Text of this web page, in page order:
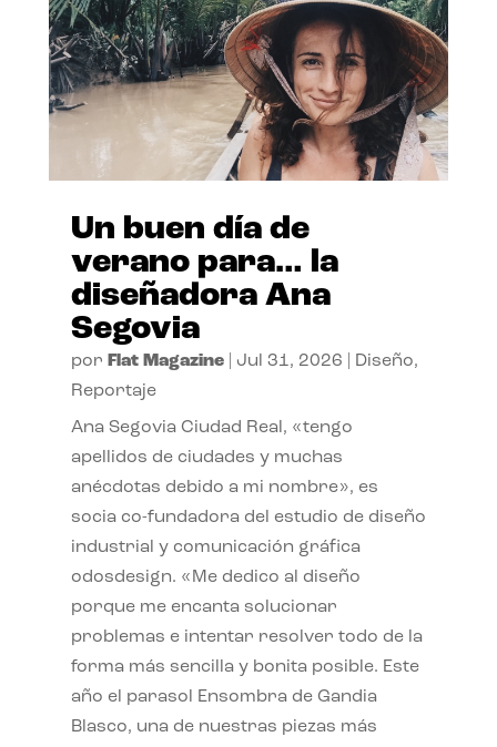
Un buen día de
verano para… la
diseñadora Ana
Segovia
por Flat Magazine| Jul 31, 2026 Diseño,
Reportaje
Ana Segovia Ciudad Real, «tengo
apellidos de ciudades y muchas
anécdotas debido a mi nombre», es
socia co-fundadora del estudio de diseño
industrial y comunicación gráfica
odosdesign. «Me dedico al diseño
porque me encanta solucionar
problemas e intentar resolver todo de la
forma más sencilla y bonita posible. Este
año el parasol Ensombra de Gandia
Blasco, una de nuestras piezas más